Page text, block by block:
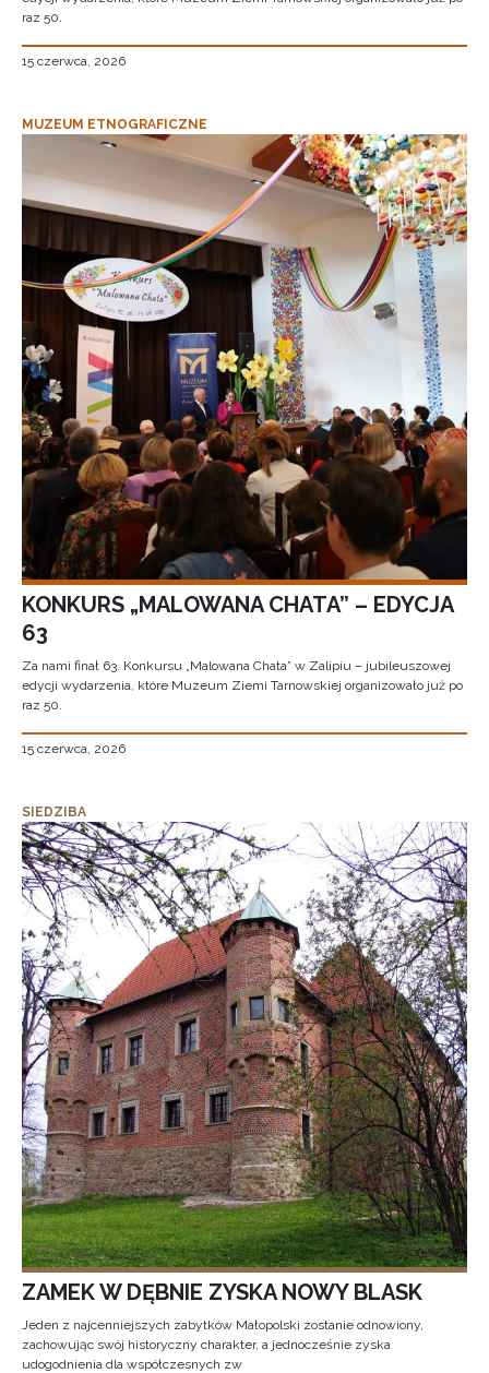
raz 50.
15 czerwca, 2026
MUZEUM ETNOGRAFICZNE
KONKURS „MALOWANA CHATA” – EDYCJA
63
Za nami finał 63. Konkursu „Malowana Chata” w Zalipiu – jubileuszowej
edycji wydarzenia, które Muzeum Ziemi Tarnowskiej organizowało już po
raz 50.
15 czerwca, 2026
SIEDZIBA
ZAMEK W DĘBNIE ZYSKA NOWY BLASK
Jeden z najcenniejszych zabytków Małopolski zostanie odnowiony,
zachowując swój historyczny charakter, a jednocześnie zyska
udogodnienia dla współczesnych zw